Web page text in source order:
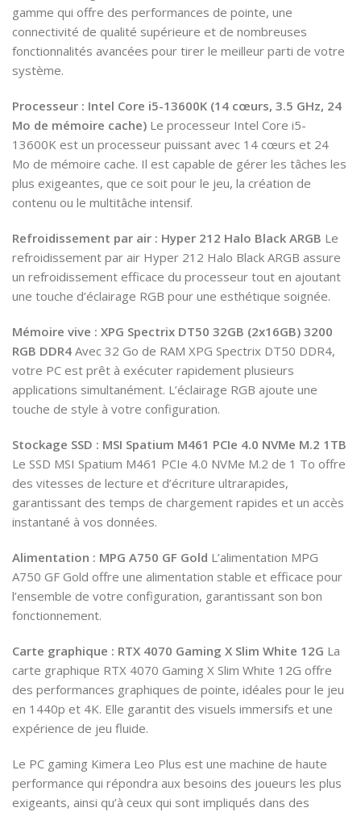
gamme qui offre des performances de pointe, une
connectivité de qualité supérieure et de nombreuses
fonctionnalités avancées pour tirer le meilleur parti de votre
système.
Processeur : Intel Core i5-13600K (14 cœurs, 3.5 GHz, 24
Mo de mémoire cache) Le processeur Intel Core i5-
13600K est un processeur puissant avec 14 cœurs et 24
Mo de mémoire cache. Il est capable de gérer les tâches les
plus exigeantes, que ce soit pour le jeu, la création de
contenu ou le multitâche intensif.
Refroidissement par air : Hyper 212 Halo Black ARGB Le
refroidissement par air Hyper 212 Halo Black ARGB assure
un refroidissement efficace du processeur tout en ajoutant
une touche d’éclairage RGB pour une esthétique soignée.
Mémoire vive : XPG Spectrix DT50 32GB (2x16GB) 3200
RGB DDR4 Avec 32 Go de RAM XPG Spectrix DT50 DDR4,
votre PC est prêt à exécuter rapidement plusieurs
applications simultanément. L’éclairage RGB ajoute une
touche de style à votre configuration.
Stockage SSD : MSI Spatium M461 PCIe 4.0 NVMe M.2 1TB
Le SSD MSI Spatium M461 PCIe 4.0 NVMe M.2 de 1 To offre
des vitesses de lecture et d’écriture ultrarapides,
garantissant des temps de chargement rapides et un accès
instantané à vos données.
Alimentation : MPG A750 GF Gold L’alimentation MPG
A750 GF Gold offre une alimentation stable et efficace pour
l’ensemble de votre configuration, garantissant son bon
fonctionnement.
Carte graphique : RTX 4070 Gaming X Slim White 12G La
carte graphique RTX 4070 Gaming X Slim White 12G offre
des performances graphiques de pointe, idéales pour le jeu
en 1440p et 4K. Elle garantit des visuels immersifs et une
expérience de jeu fluide.
Le PC gaming Kimera Leo Plus est une machine de haute
performance qui répondra aux besoins des joueurs les plus
exigeants, ainsi qu’à ceux qui sont impliqués dans des